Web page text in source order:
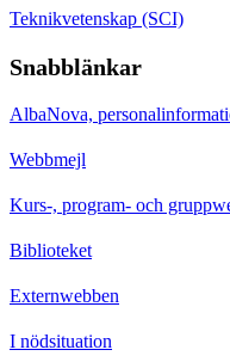
Teknikvetenskap (SCI)
Snabblänkar
AlbaNova,
Webbmejl
Kurs-, program- och
Biblioteket
Externwebben
I nödsituation